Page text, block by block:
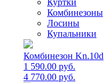
Куртки
Комбинезоны
Лосины
Купальники
Комбинезон Kn.10d
1 590.00 руб.
4 770.00 руб.